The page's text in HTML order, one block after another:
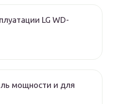
LG WD-
мощности и для